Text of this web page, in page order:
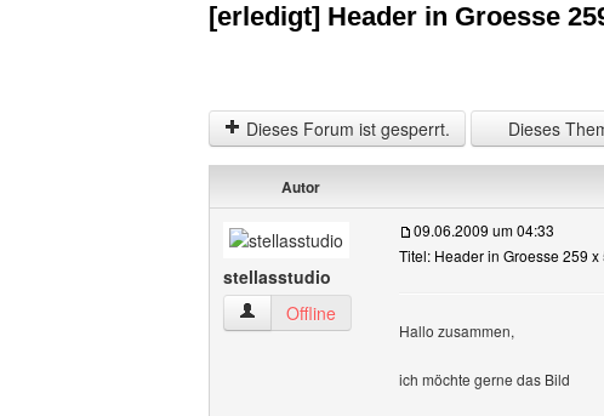
[erledigt] Header in Groesse
Dieses Forum ist gesperrt. Dieses
Autor
stellasstudio
stellasstudio Benutzer-Profile anzeigen
Offline
09.06.2009 um 04:33
Titel: Header in Groesse 259 x
Hallo zusammen,
ich möchte gerne das Bild